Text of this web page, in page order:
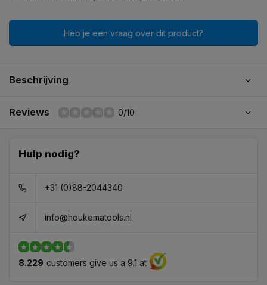
Heb je een vraag over dit product?
Beschrijving
Reviews 0/10
Hulp nodig?
+31 (0)88-2044340
info@houkematools.nl
8.229 customers give us a 9.1 at